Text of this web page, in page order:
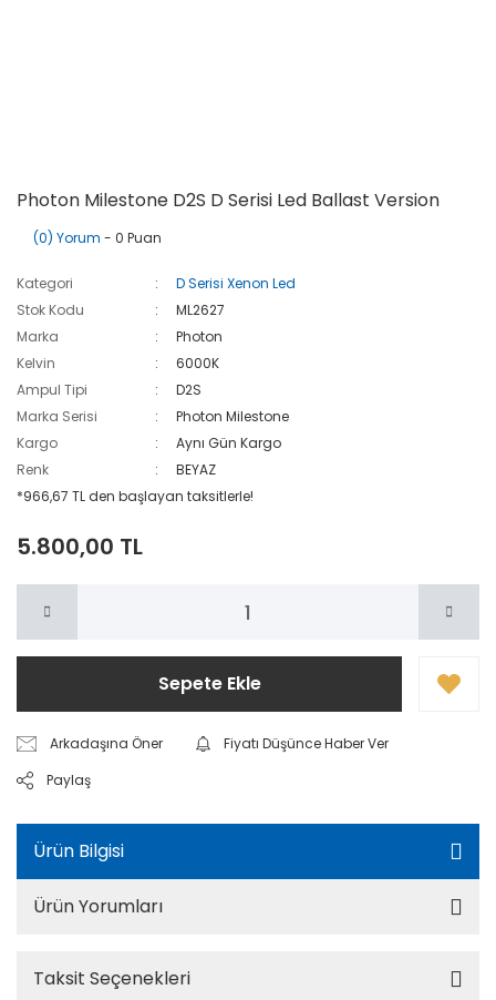
Photon Milestone D2S D Serisi Led Ballast Version
(0) Yorum - 0 Puan
Kategori
D Serisi Xenon Led
Stok Kodu
ML2627
Marka
Photon
Kelvin
6000K
Ampul Tipi
D2S
Marka Serisi
Photon Milestone
Kargo
Aynı Gün Kargo
Renk
BEYAZ
*966,67 TL den başlayan taksitlerle!
5.800,00 TL
Sepete Ekle
Arkadaşına Öner
Fiyatı Düşünce Haber Ver
Paylaş
Ürün Bilgisi
Ürün Yorumları
Taksit Seçenekleri